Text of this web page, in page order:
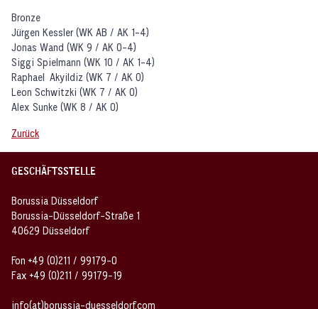
Bronze
Jürgen Kessler (WK AB / AK 1-4)
Jonas Wand (WK 9 / AK 0-4)
Siggi Spielmann (WK 10 / AK 1-4)
Raphael Akyildiz (WK 7 / AK 0)
Leon Schwitzki (WK 7 / AK 0)
Alex Sunke (WK 8 / AK 0)
Zurück
GESCHÄFTSSTELLE
Borussia Düsseldorf
Borussia-Düsseldorf-Straße 1
40629 Düsseldorf
Fon +49 (0)211 / 99179-0
Fax +49 (0)211 / 99179-19
info(at)borussia-duesseldorf.com